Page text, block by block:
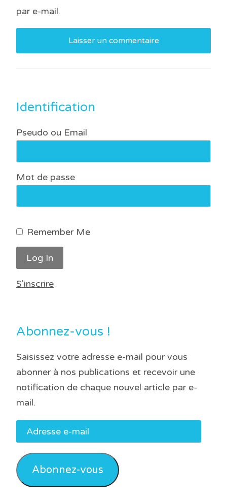
par e-mail.
Identification
Pseudo ou Email
Mot de passe
Remember Me
S'inscrire
Abonnez-vous !
Saisissez votre adresse e-mail pour vous
abonner à nos publications et recevoir une
notification de chaque nouvel article par e-
mail.
Adresse
e-
mail
Abonnez-vous